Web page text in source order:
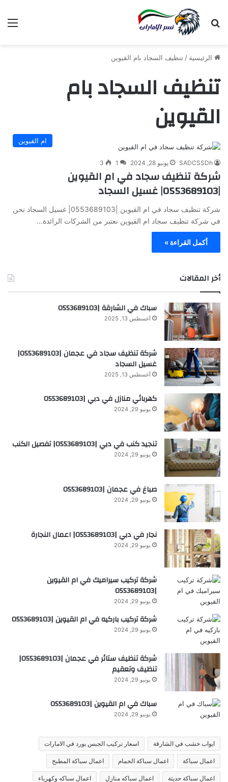
بحث عن
الرئيسية / تنظيف السجاد بام القيوين
تنظيف السجاد بام
القيوين
ام القيوين
SADCSSDh يونيو 28, 2024 1
3
شركة تنظيف سجاد في ام القيوين
|0553689103| غسيل السجاد
شركة تنظيف سجاد في ام القيوين |0553689103| غسيل السجاد نحن
في شركة تنظيف سجاد ام القيوين نعتبر من الشركات الرائدة…
أكمل القراءة »
أخر المقالات
سباك في الشارقة |0553689103
أغسطس 13, 2025
شركة تنظيف سجاد في عجمان |0553689103|
غسيل السجاد
أغسطس 13, 2025
كهربائي منازل في دبي |0553689103
يونيو 29, 2024
تنجيد كنب في دبي |0553689103| تفصيل الكنب
يونيو 29, 2024
صباغ في عجمان |0553689103
يونيو 29, 2024
نجار في دبي |0553689103| اعمال النجارة
يونيو 29, 2024
شركة تركيب سيراميك في ام القيوين
|0553689103
يونيو 29, 2024
شركة تركيب باركيه في ام القيوين |0553689103
يونيو 29, 2024
شركة تنظيف ستائر في عجمان |0553689103|
تنظيف وتعقيم
يونيو 29, 2024
سباك في ام القيوين |0553689103
يونيو 29, 2024
ابواب خشب في الشارقة اسعار تركيب الجبس بورد في الامارات
اعمال سباكة اعمال سباكة الحمام اعمال سباكة المطبخ
اعمال سباكة حديثة اعمال سباكه منازل اعمال سباكه وكهرباء